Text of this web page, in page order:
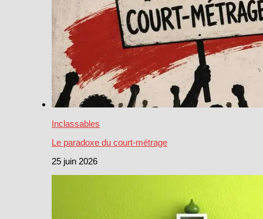
Inclassables
Le paradoxe du court-métrage
25 juin 2026